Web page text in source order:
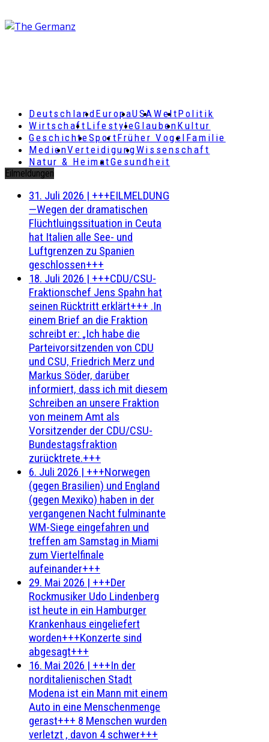
DeutschlandEuropaUSAWeltPolitik
Wirtschaft LifestyleGlaubenKultur
GeschichteSportFrüher Vogel Familie
MedienVerteidigungWissenschaft
Natur & HeimatGesundheit
Eilmeldungen
31. Juli 2026 | +++EILMELDUNG
—Wegen der dramatischen
Flüchtluingssituation in Ceuta
hat Italien alle See- und
Luftgrenzen zu Spanien
geschlossen+++
18. Juli 2026 | +++CDU/CSU-
Fraktionschef Jens Spahn hat
seinen Rücktritt erklärt+++ .In
einem Brief an die Fraktion
schreibt er: „Ich habe die
Parteivorsitzenden von CDU
und CSU, Friedrich Merz und
Markus Söder, darüber
informiert, dass ich mit diesem
Schreiben an unsere Fraktion
von meinem Amt als
Vorsitzender der CDU/CSU-
Bundestagsfraktion
zurücktrete.+++
6. Juli 2026 | +++Norwegen
(gegen Brasilien) und England
(gegen Mexiko) haben in der
vergangenen Nacht fulminante
WM-Siege eingefahren und
treffen am Samstag in Miami
zum Viertelfinale
aufeinander+++
29. Mai 2026 | +++Der
Rockmusiker Udo Lindenberg
ist heute in ein Hamburger
Krankenhaus eingeliefert
worden+++Konzerte sind
abgesagt+++
16. Mai 2026 | +++In der
norditalienischen Stadt
Modena ist ein Mann mit einem
Auto in eine Menschenmenge
gerast+++ 8 Menschen wurden
verletzt , davon 4 schwer+++